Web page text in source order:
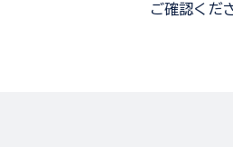
ご確認くだ